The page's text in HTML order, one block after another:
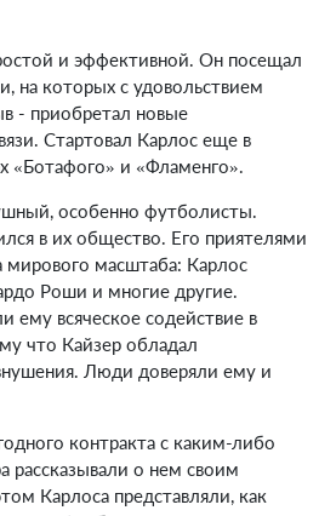
и эффективной. Он посещал
на которых с удовольствием
- приобретал новые
Стартовал Карлос еще в
и «Фламенго».
особенно футболисты.
в их общество. Его приятелями
мирового масштаба: Карлос
Роши и многие другие.
ему всяческое содействие в
что Кайзер обладал
Люди доверяли ему и
контракта с каким-либо
рассказывали о нем своим
Карлоса представляли, как